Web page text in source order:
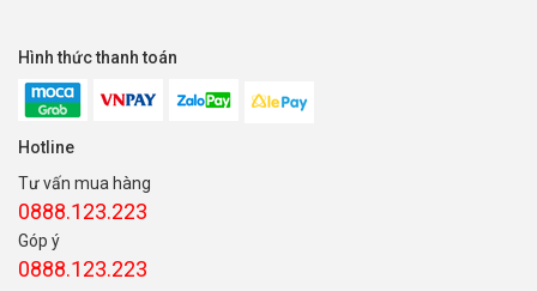
Hình thức thanh toán
Hotline
Tư vấn mua hàng
0888.123.223
Góp ý
0888.123.223